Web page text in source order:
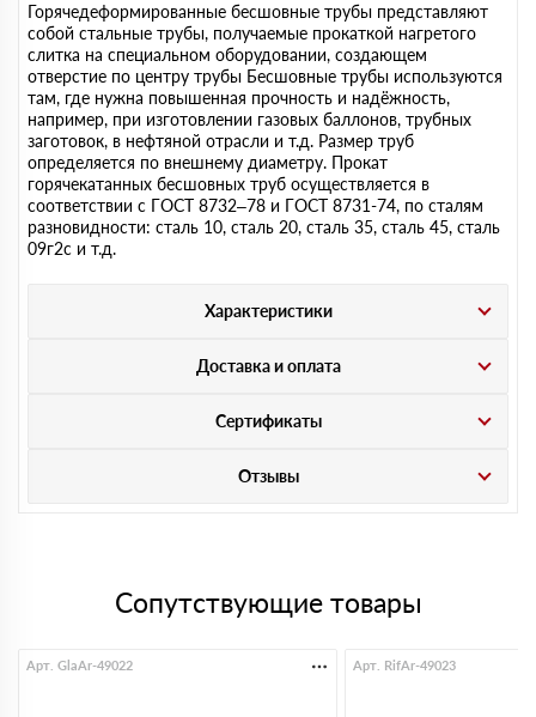
Горячедеформированные бесшовные трубы представляют
собой стальные трубы, получаемые прокаткой нагретого
слитка на специальном оборудовании, создающем
отверстие по центру трубы Бесшовные трубы используются
там, где нужна повышенная прочность и надёжность,
например, при изготовлении газовых баллонов, трубных
заготовок, в нефтяной отрасли и т.д. Размер труб
определяется по внешнему диаметру. Прокат
горячекатанных бесшовных труб осуществляется в
соответствии с ГОСТ 8732–78 и ГОСТ 8731-74, по сталям
разновидности: сталь 10, сталь 20, сталь 35, сталь 45, сталь
09г2с и т.д.
Характеристики
Доставка и оплата
Сертификаты
Отзывы
Сопутствующие товары
Арт. GlaAr-49022 Арт. RifAr-49023